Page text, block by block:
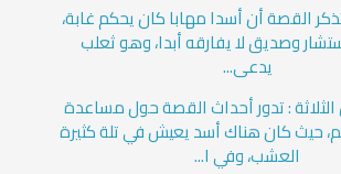
تذكر القصة أن أسدا مهابا كان يحكم غابة،
وصديق لا يفارقه أبدا، وهو ثعلب
يدعى...
الثلاثة : تدور أحداث القصة حول مساعدة
حيث كان هناك أسد يعيش في تلة كثيرة
العشب، وفي ا...